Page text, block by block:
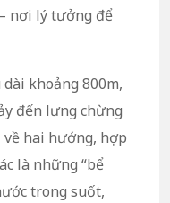
nơi lý tưởng để
khoảng 800m,
đến lưng chừng
hai hướng, hợp
là những “bể
trong suốt,